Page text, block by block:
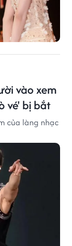
vào xem
vé' bị bắt
của làng nhạc